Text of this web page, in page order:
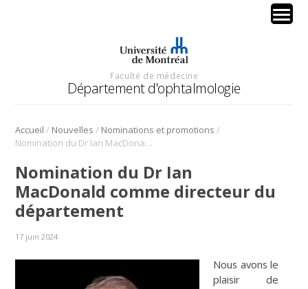
Faculté de médecine
Département d'ophtalmologie
Accueil / Nouvelles / Nominations et promotions /
Nomination du Dr Ian MacDonald comme directeur du département
Nomination du Dr Ian
MacDonald comme directeur du
département
17 juin 2024
Nous avons le
plaisir de